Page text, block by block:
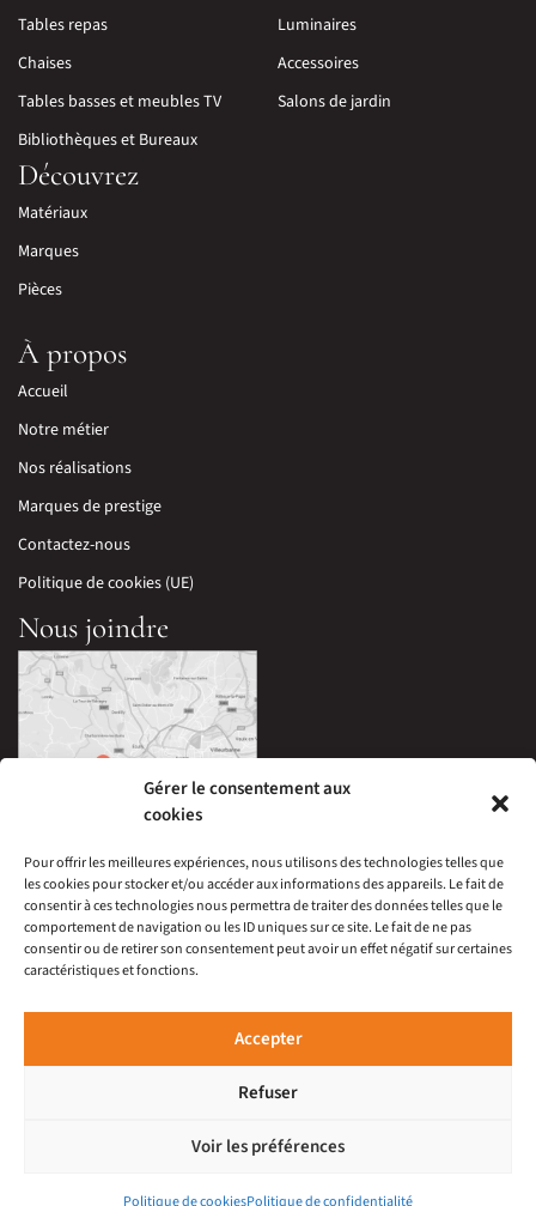
Gérer le consentement aux
cookies
Pour offrir les meilleures expériences, nous utilisons des technologies telles que
les cookies pour stocker et/ou accéder aux informations des appareils. Le fait de
consentir à ces technologies nous permettra de traiter des données telles que le
comportement de navigation ou les ID uniques sur ce site. Le fait de ne pas
consentir ou de retirer son consentement peut avoir un effet négatif sur certaines
caractéristiques et fonctions.
Accepter
Refuser
Voir les préférences
Politique de cookiesPolitique de confidentialité
Tables repas
Chaises
Tables basses et meubles TV
Bibliothèques et Bureaux
Luminaires
Accessoires
Salons de jardin
Découvrez
Matériaux
Marques
Pièces
À propos
Accueil
Notre métier
Nos réalisations
Marques de prestige
Contactez-nous
Politique de cookies (UE)
Nous joindre
33 Avenue Edouard Millaud,
69290 Craponne, France
04 78 57 05 60
À 15 minutes du centre-ville de Lyon
Ouverture :
Mardi au Samedi : 9h30-12h00 et 14h-19h
Craponne, France 04 78 57 05 60